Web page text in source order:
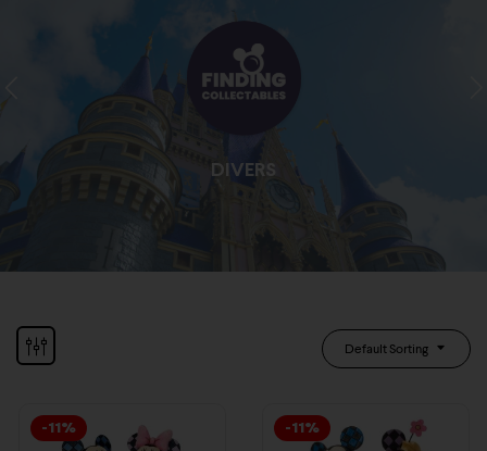
DIVERS
Default Sorting
-11% -11%